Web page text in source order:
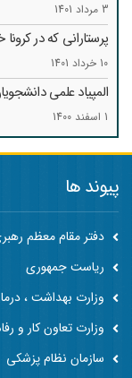
3 مرداد 1401
پرستارانی که در
10 خرداد 1401
المپیاد علمی
1 اسفند 1400
پیوند ها
دفتر مقام معظم
ریاست جمهوری
وزارت بهداشت ،
وزارت تعاون کار و
سازمان نظام پزشکی